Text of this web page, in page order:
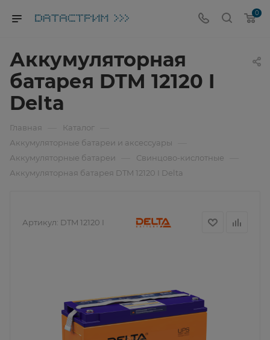
0
Аккумуляторная
батарея DTM 12120 I
Delta
Главная Каталог
Аккумуляторные батареи и аксессуары
Аккумуляторные батареи Свинцово-кислотные
Аккумуляторная батарея DTM 12120 I Delta
Артикул: DTM 12120 I